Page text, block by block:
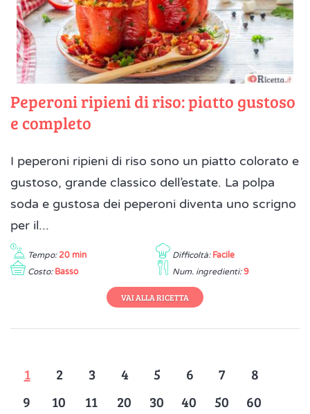
Peperoni ripieni di riso: piatto gustoso
e completo
I peperoni ripieni di riso sono un piatto colorato e
gustoso, grande classico dell’estate. La polpa
soda e gustosa dei peperoni diventa uno scrigno
per il...
Tempo: 20 min Difficoltà: Facile
Costo: Basso Num. ingredienti: 9
VAI ALLA RICETTA
1 2 3 4 5 6 7
8
9
10 11 20 30 40 50
60